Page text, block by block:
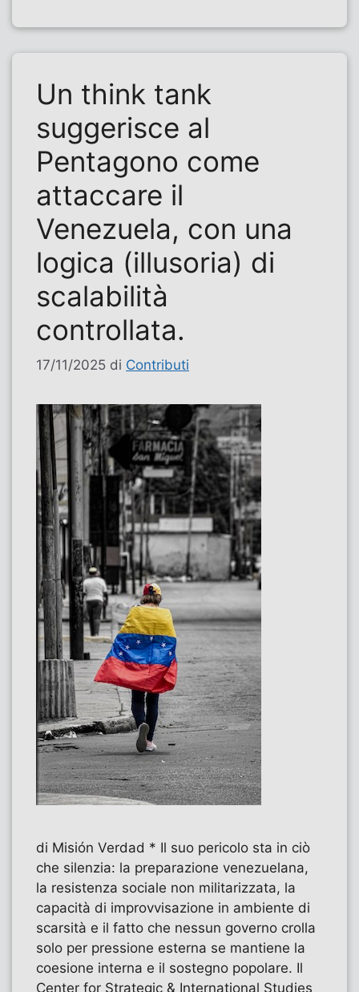
Un think tank
suggerisce al
Pentagono come
attaccare il
Venezuela, con una
logica (illusoria) di
scalabilità
controllata.
17/11/2025 di Contributi
di Misión Verdad * Il suo pericolo sta in ciò
che silenzia: la preparazione venezuelana,
la resistenza sociale non militarizzata, la
capacità di improvvisazione in ambiente di
scarsità e il fatto che nessun governo crolla
solo per pressione esterna se mantiene la
coesione interna e il sostegno popolare. Il
Center for Strategic & International Studies